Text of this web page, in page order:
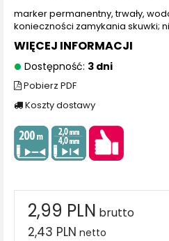
marker permanentny, trwały,
konieczności zamykania skuwki;
WIĘCEJ INFORMACJI
Dostępność: 3 dni
Pobierz PDF
Koszty dostawy
2,99 PLN brutto
2,43 PLN netto